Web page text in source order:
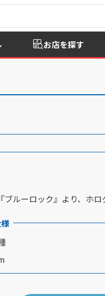
お店を探す
ブルーロック』より、ホロ